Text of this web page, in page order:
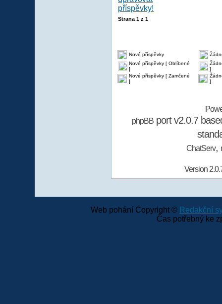
Strana 1 z 1
Nové příspěvky
Nové příspěvky [ Oblíbené
]
]
Nové příspěvky [ Zamčené
]
]
phpBBport v2.0.7
ChatServ,
Version
Web pohání Copyright © Redakční
Čas potřebný ke